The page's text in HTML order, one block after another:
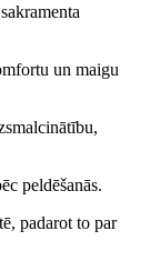
un maigu
peldēšanās.
padarot to par